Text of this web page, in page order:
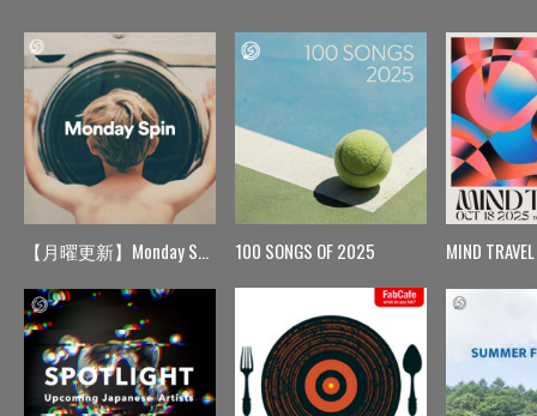
【月曜更新】Monday Spin 100 SONGS OF 2025 MIND TRAVEL